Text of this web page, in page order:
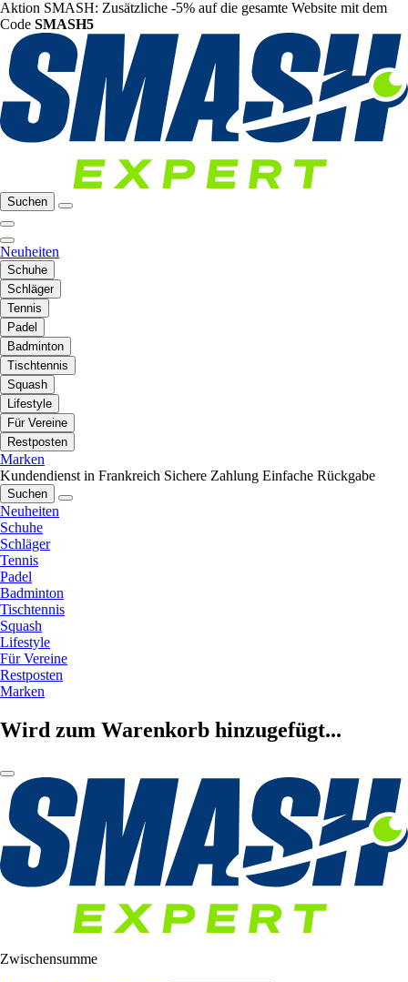
Aktion SMASH: Zusätzliche -5% auf die gesamte Website mit dem
Code SMASH5
Suchen
Neuheiten
Schuhe
Schläger
Tennis
Padel
Badminton
Tischtennis
Squash
Lifestyle
Für Vereine
Restposten
Marken
Kundendienst in Frankreich Sichere Zahlung Einfache Rückgabe
Suchen
Neuheiten
Schuhe
Schläger
Tennis
Padel
Badminton
Tischtennis
Squash
Lifestyle
Für Vereine
Restposten
Marken
Wird zum Warenkorb hinzugefügt...
Zwischensumme